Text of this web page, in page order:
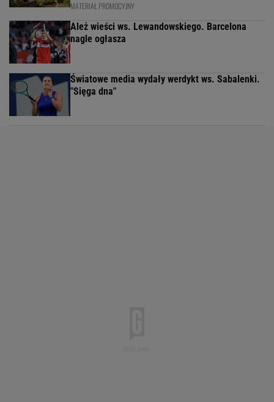
MATERIAŁ PROMOCYJNY
Ależ wieści ws. Lewandowskiego. Barcelona
nagle ogłasza
Światowe media wydały werdykt ws. Sabalenki.
"Sięga dna"